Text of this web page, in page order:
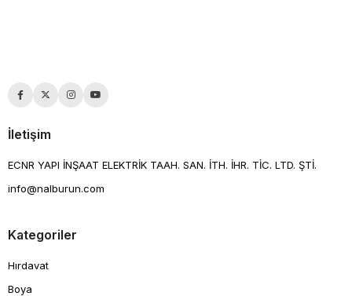
İletişim
ECNR YAPI İNŞAAT ELEKTRİK TAAH. SAN. İTH. İHR. TİC. LTD. ŞTİ.
info@nalburun.com
Kategoriler
Hırdavat
Boya